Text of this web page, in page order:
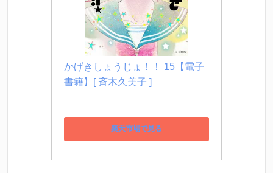
かげきしょうじょ！！ 15【電子
書籍】[ 斉木久美子 ]
楽天市場で見る